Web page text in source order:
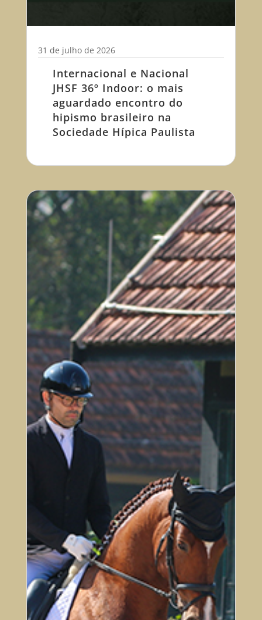
Internacional e Nacional
JHSF 36º Indoor: o mais
aguardado encontro do
hipismo brasileiro na
Sociedade Hípica Paulista
31 de julho de 2026